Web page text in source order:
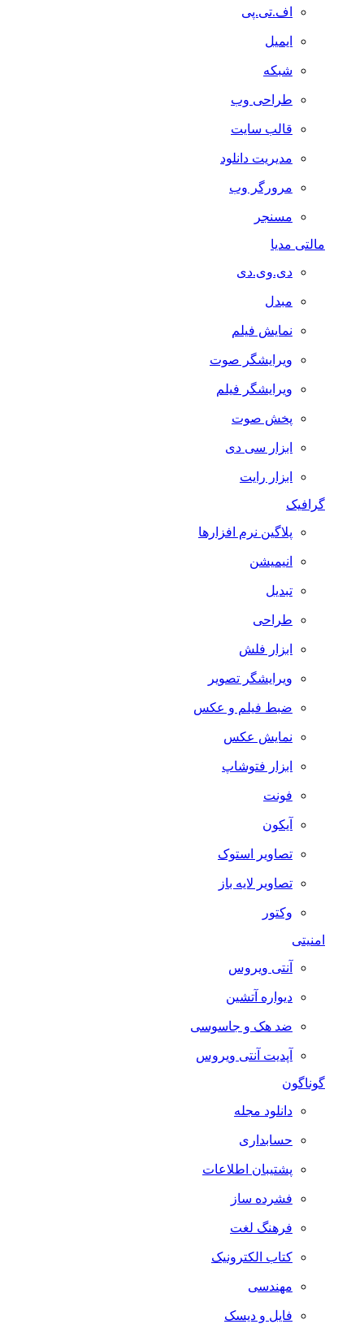
اف.تی.پی
ایمیل
شبکه
طراحی وب
قالب سایت
مدیریت دانلود
مرورگر وب
مسنجر
مالتی مدیا
دی.وی.دی
مبدل
نمایش فیلم
ویرایشگر صوت
ویرایشگر فیلم
پخش صوت
ابزار سی دی
ابزار رایت
گرافیک
پلاگین نرم افزارها
انیمیشن
تبدیل
طراحی
ابزار فلش
ویرایشگر تصویر
ضبط فيلم و عكس
نمایش عکس
ابزار فتوشاپ
فونت
آیکون
تصاویر استوک
تصاویر لایه باز
وکتور
آنتی ویروس
دیواره آتشین
ضد هک و جاسوسی
آپدیت آنتی ویروس
گوناگون
دانلود مجله
حسابداری
پشتیبان اطلاعات
فشرده ساز
فرهنگ لغت
کتاب الکترونیک
مهندسی
فایل و دیسک